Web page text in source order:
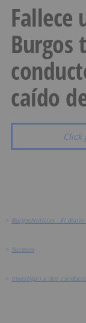
Fallece
Burgos
caído
> BurgosNoticias - El
> Sucesos
> Investigan a dos